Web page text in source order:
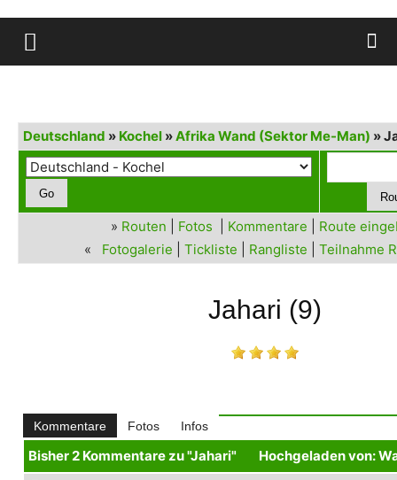
Deutschland » Kochel »Afrika Wand (Sektor Me-Man) »
» Routen Fotos Kommentare
Route
« Fotogalerie Tickliste Rangliste Teilnahme
Jahari (9)
Kommentare Fotos Infos
Bisher 2 Kommentare zu "Jahari"
Hochgeladen von: